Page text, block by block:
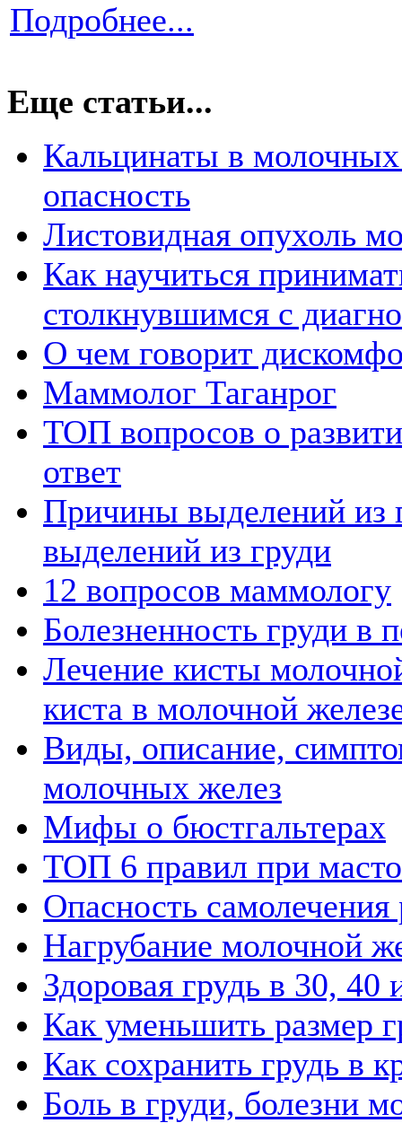
Подробнее...
Еще статьи...
Кальцинаты в молочных
опасность
Листовидная опухоль
Как научиться
столкнувшимся с
О чем говорит
Маммолог Таганрог
ТОП вопросов о
ответ
Причины выделений из
выделений из груди
12 вопросов маммологу
Болезненность груди в
Лечение кисты
киста в молочной
Виды, описание,
молочных желез
Мифы о бюстгальтерах
ТОП 6 правил при
Опасность самолечения
Нагрубание молочной
Здоровая грудь в 30,
Как уменьшить размер
Как сохранить грудь в
Боль в груди, болезни